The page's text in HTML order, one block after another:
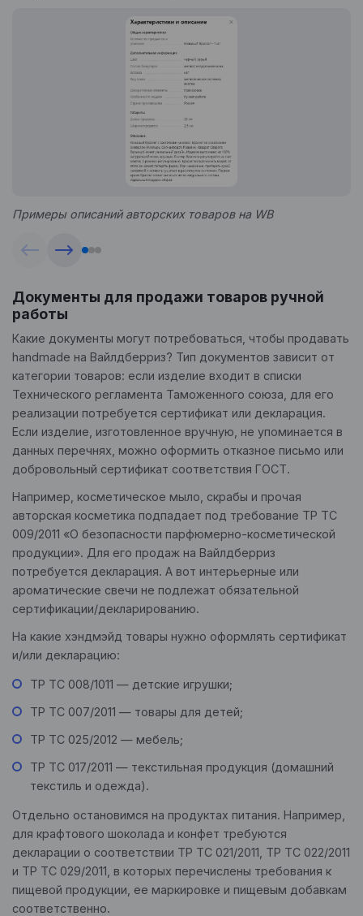
Примеры описаний авторских товаров на WB
Документы для продажи товаров ручной
работы
Какие документы могут потребоваться, чтобы продавать
handmade на Вайлдберриз? Тип документов зависит от
категории товаров: если изделие входит в списки
Технического регламента Таможенного союза, для его
реализации потребуется сертификат или декларация.
Если изделие, изготовленное вручную, не упоминается в
данных перечнях, можно оформить отказное письмо или
добровольный сертификат соответствия ГОСТ.
Например, косметическое мыло, скрабы и прочая
авторская косметика подпадает под требование ТР ТС
009/2011 «О безопасности парфюмерно-косметической
продукции». Для его продаж на Вайлдберриз
потребуется декларация. А вот интерьерные или
ароматические свечи не подлежат обязательной
сертификации/декларированию.
На какие хэндмэйд товары нужно оформлять сертификат
и/или декларацию:
ТР ТС 008/1011 — детские игрушки;
ТР ТС 007/2011 — товары для детей;
ТР ТС 025/2012 — мебель;
ТР ТС 017/2011 — текстильная продукция (домашний
текстиль и одежда).
Отдельно остановимся на продуктах питания. Например,
для крафтового шоколада и конфет требуются
декларации о соответствии ТР ТС 021/2011, ТР ТС 022/2011
и ТР ТС 029/2011, в которых перечислены требования к
пищевой продукции, ее маркировке и пищевым добавкам
соответственно.